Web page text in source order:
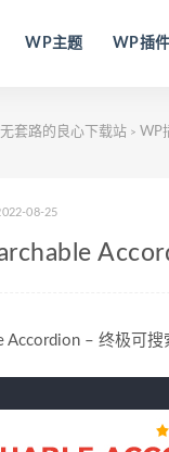
WP主题 WP插件
套路的良心下载站 > WP
08-25
Accordion – 终极可